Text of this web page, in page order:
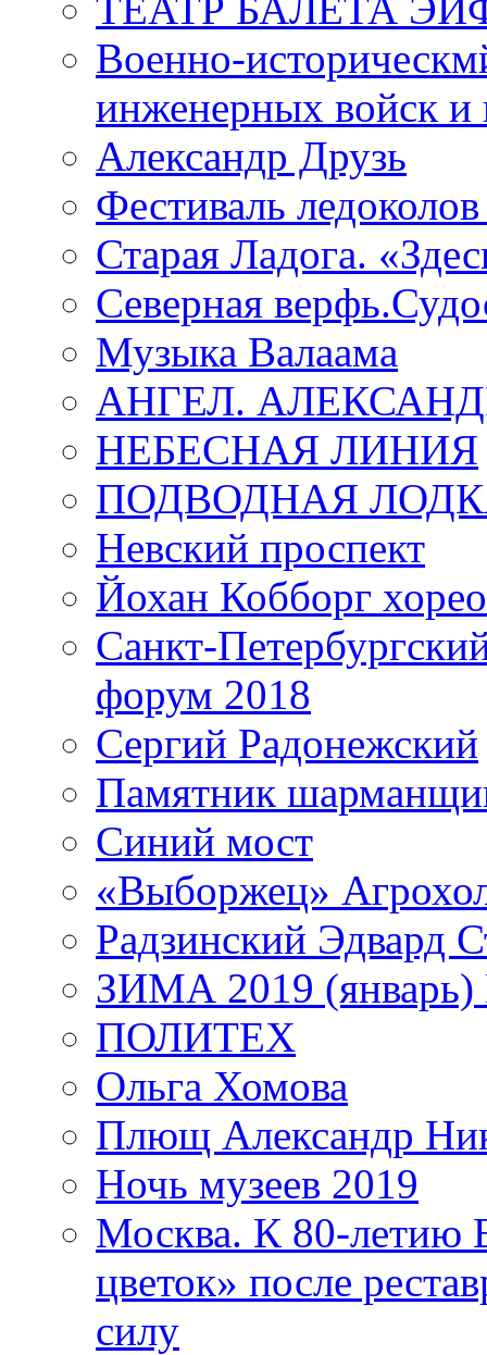
Военно-
инженерных войск и
Александр Друзь
Фестиваль
Старая Ладога.
Северная
Музыка Валаама
АНГЕЛ.
НЕБЕСНАЯ ЛИНИЯ
ПОДВОДНАЯ
Невский проспект
Йохан Кобборг
Санкт-
форум 2018
Сергий Радонежский
Памятник
Синий мост
«Выборжец»
Радзинский Эдвард
ЗИМА 2019 (январь)
ПОЛИТЕХ
Ольга Хомова
Плющ Александр
Ночь музеев 2019
Москва. К 80-
цветок» после
силу